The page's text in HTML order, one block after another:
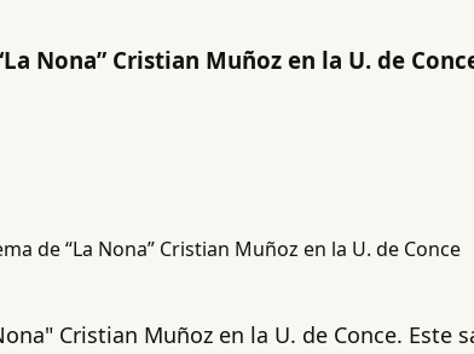
Nona” Cristian Muñoz en la U. de
Cristian Muñoz en la U. de Conce. Este